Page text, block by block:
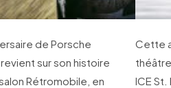
de Porsche
sur son histoire
Rétromobile, en
Cette
ICE St.